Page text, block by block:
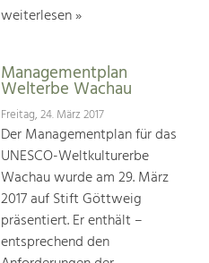
weiterlesen »
Managementplan
Welterbe Wachau
Freitag, 24. März 2017
Der Managementplan für das
UNESCO-Weltkulturerbe
Wachau wurde am 29. März
2017 auf Stift Göttweig
präsentiert. Er enthält –
entsprechend den